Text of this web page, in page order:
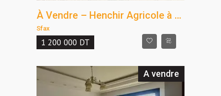
À Vendre – Henchir Agricole à Sbih, Menzel Lahbib
Sfax
1 200 000 DT
A vendre